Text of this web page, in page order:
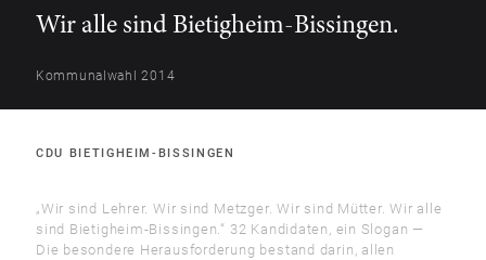
Wir alle sind Bietigheim-Bissingen.
Kommunalwahl 2014
CDU BIETIGHEIM-BISSINGEN
„Wir sind Lehrer. Wir sind Metzger. Wir sind Mütter. Wir alle
sind Bietigheim-Bissingen.“ 32 Kandidaten, ein Slogan —
Die besondere Herausforderung bestand darin, allen